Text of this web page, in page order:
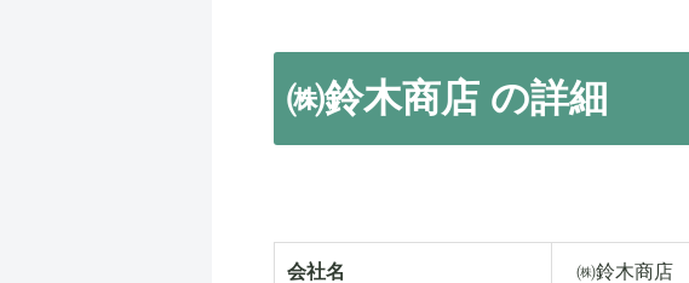
㈱鈴木商店 の詳細
会社名 ㈱鈴木商店